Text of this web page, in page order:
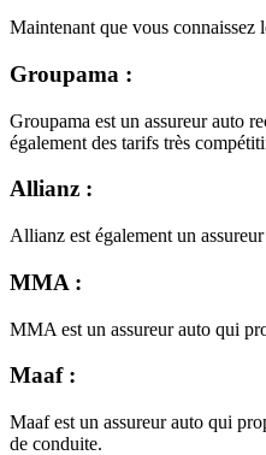
Maintenant que vous connaissez
Groupama :
Groupama est un assureur auto
également des tarifs très
Allianz :
Allianz est également un
MMA :
MMA est un assureur auto qui
Maaf :
Maaf est un assureur auto qui
de conduite.